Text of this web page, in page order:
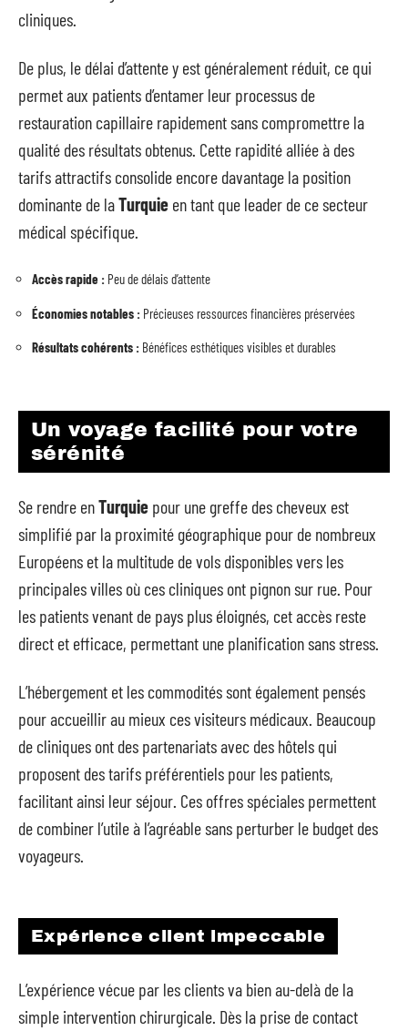
cliniques.
De plus, le délai d’attente y est généralement réduit, ce qui
permet aux patients d’entamer leur processus de
restauration capillaire rapidement sans compromettre la
qualité des résultats obtenus. Cette rapidité alliée à des
tarifs attractifs consolide encore davantage la position
dominante de laTurquie en tant que leader de ce secteur
médical spécifique.
Accès rapide : Peu de délais d’attente
Économies notables : Précieuses ressources financières préservées
Résultats cohérents : Bénéfices esthétiques visibles et durables
Un voyage facilité pour votre
sérénité
Se rendre enTurquie pour une greffe des cheveux est
simplifié par la proximité géographique pour de nombreux
Européens et la multitude de vols disponibles vers les
principales villes où ces cliniques ont pignon sur rue. Pour
les patients venant de pays plus éloignés, cet accès reste
direct et efficace, permettant une planification sans stress.
L’hébergement et les commodités sont également pensés
pour accueillir au mieux ces visiteurs médicaux. Beaucoup
de cliniques ont des partenariats avec des hôtels qui
proposent des tarifs préférentiels pour les patients,
facilitant ainsi leur séjour. Ces offres spéciales permettent
de combiner l’utile à l’agréable sans perturber le budget des
voyageurs.
Expérience client impeccable
L’expérience vécue par les clients va bien au-delà de la
simple intervention chirurgicale. Dès la prise de contact